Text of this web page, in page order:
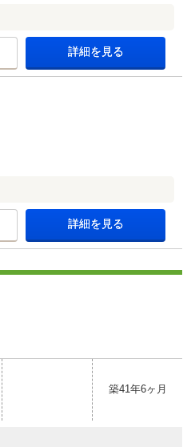
詳細を見る
詳細を見る
築41年6ヶ月